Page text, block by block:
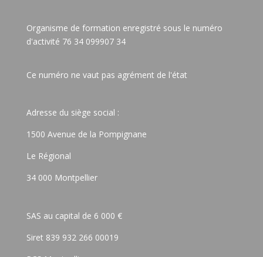
Organisme de formation enregistré sous le numéro
d'activité 76 34 099907 34
Ce numéro ne vaut pas agrément de l'état
Adresse du siège social :
1500 Avenue de la Pompignane
Le Régional
34 000 Montpellier
SAS au capital de 6 000 €
Siret 839 932 266 00019